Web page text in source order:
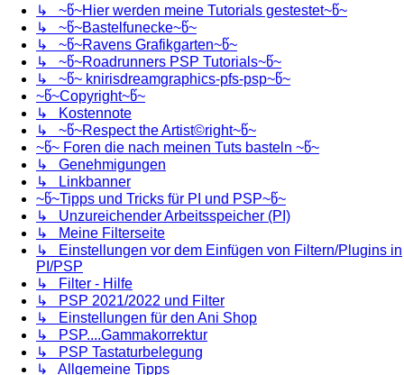
↳ ~წ~Hier werden meine Tutorials gestestet~წ~
↳ ~წ~Bastelfunecke~წ~
↳ ~წ~Ravens Grafikgarten~წ~
↳ ~წ~Roadrunners PSP Tutorials~წ~
↳ ~წ~ knirisdreamgraphics-pfs-psp~წ~
~წ~Copyright~წ~
↳ Kostennote
↳ ~წ~Respect the Artist©right~წ~
~წ~ Foren die nach meinen Tuts basteln ~წ~
↳ Genehmigungen
↳ Linkbanner
~წ~Tipps und Tricks für PI und PSP~წ~
↳ Unzureichender Arbeitsspeicher (PI)
↳ Meine Filterseite
↳ Einstellungen vor dem Einfügen von Filtern/Plugins in
PI/PSP
↳ Filter - Hilfe
↳ PSP 2021/2022 und Filter
↳ Einstellungen für den Ani Shop
↳ PSP....Gammakorrektur
↳ PSP Tastaturbelegung
↳ Allgemeine Tipps